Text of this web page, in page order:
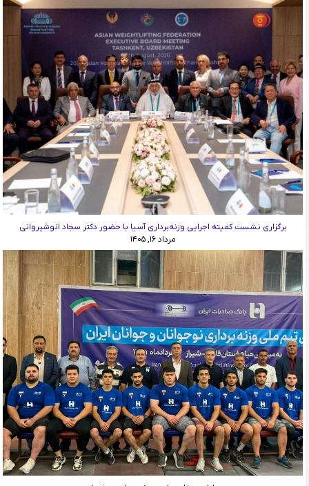
برگزاری نشست کمیته اجرایی وزنه‌برداری آسیا با حضور دکتر سجاد انوشیروانی
مرداد ۱۶, ۱۴۰۵